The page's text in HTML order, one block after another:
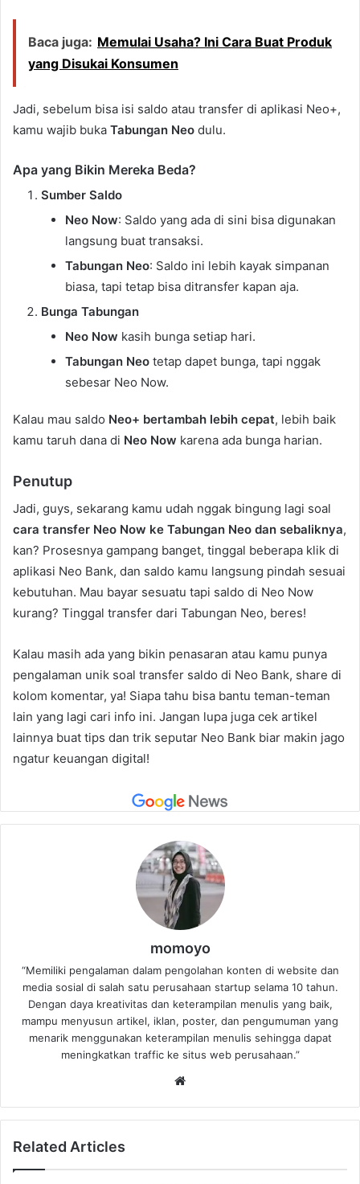
Baca juga: Memulai Usaha? Ini Cara Buat Produk
yang Disukai Konsumen
Jadi, sebelum bisa isi saldo atau transfer di aplikasi Neo+,
kamu wajib buka Tabungan Neo dulu.
Apa yang Bikin Mereka Beda?
Sumber Saldo
Neo Now: Saldo yang ada di sini bisa digunakan
langsung buat transaksi.
Tabungan Neo: Saldo ini lebih kayak simpanan
biasa, tapi tetap bisa ditransfer kapan aja.
Bunga Tabungan
Neo Now kasih bunga setiap hari.
Tabungan Neo tetap dapet bunga, tapi nggak
sebesar Neo Now.
Kalau mau saldo Neo+ bertambah lebih cepat, lebih baik
kamu taruh dana di Neo Now karena ada bunga harian.
Penutup
Jadi, guys, sekarang kamu udah nggak bingung lagi soal
cara transfer Neo Now ke Tabungan Neo dan sebaliknya,
kan? Prosesnya gampang banget, tinggal beberapa klik di
aplikasi Neo Bank, dan saldo kamu langsung pindah sesuai
kebutuhan. Mau bayar sesuatu tapi saldo di Neo Now
kurang? Tinggal transfer dari Tabungan Neo, beres!
Kalau masih ada yang bikin penasaran atau kamu punya
pengalaman unik soal transfer saldo di Neo Bank, share di
kolom komentar, ya! Siapa tahu bisa bantu teman-teman
lain yang lagi cari info ini. Jangan lupa juga cek artikel
lainnya buat tips dan trik seputar Neo Bank biar makin jago
ngatur keuangan digital!
momoyo
“Memiliki pengalaman dalam pengolahan konten di website dan
media sosial di salah satu perusahaan startup selama 10 tahun.
Dengan daya kreativitas dan keterampilan menulis yang baik,
mampu menyusun artikel, iklan, poster, dan pengumuman yang
menarik menggunakan keterampilan menulis sehingga dapat
meningkatkan traffic ke situs web perusahaan.”
Related Articles